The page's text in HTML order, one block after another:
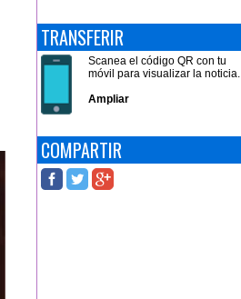
TRANSFERIR
Scanea el código QR con tu
móvil para visualizar la noticia.
Ampliar
COMPARTIR